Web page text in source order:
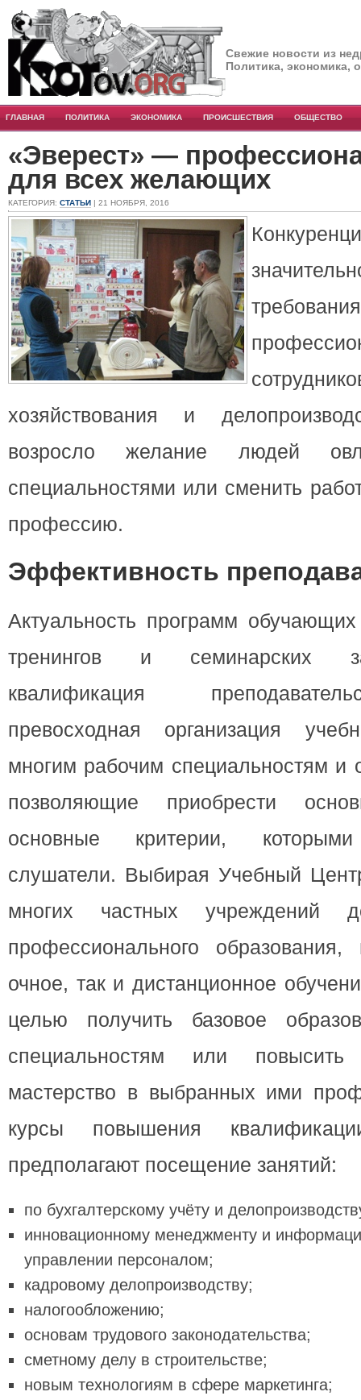
Свежие новости из
Политика, экономика,
ГЛАВНАЯ ПОЛИТИКА ЭКОНОМИКА ПРОИСШЕСТВИЯ ОБЩЕСТВО
«Эверест» —
для всех желающих
КАТЕГОРИЯ: СТАТЬИ | 21 НОЯБРЯ, 2016
хозяйствования и
возросло желание людей
специальностями или сменить
профессию.
Эффективность
Актуальность программ
тренингов и семинарских
квалификация
превосходная организация
многим рабочим специальностям и
позволяющие приобрести
основные критерии, которыми
слушатели. Выбирая Учебный
многих частных учреждений
профессионального
очное, так и дистанционное
целью получить базовое
специальностям или
мастерство в выбранных ими
курсы повышения
предполагают посещение занятий:
по бухгалтерскому учёту и
инновационному менеджменту и
управлении персоналом;
кадровому делопроизводству;
налогообложению;
основам трудового законодательства;
сметному делу в строительстве;
новым технологиям в сфере маркетинга;